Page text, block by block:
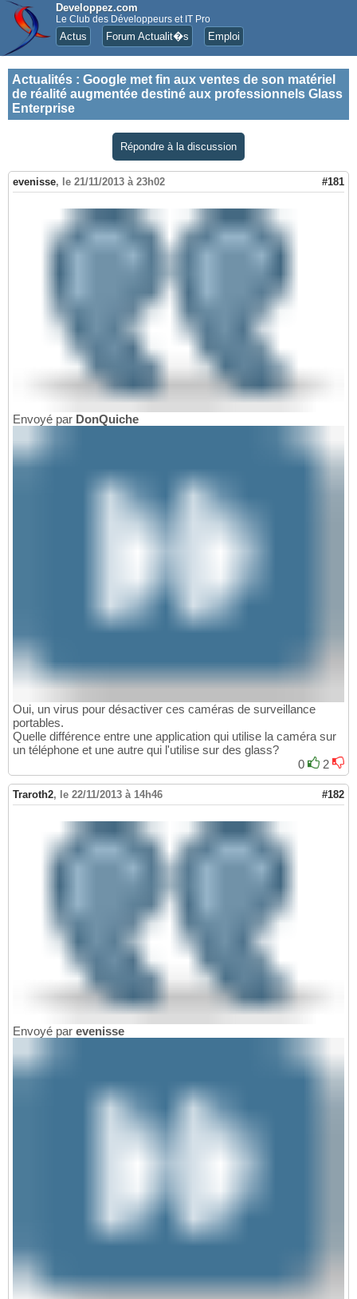
Developpez.com
Le Club des Développeurs et IT Pro
Actus Forum Actualit�s Emploi
Actualités : Google met fin aux ventes de son matériel
de réalité augmentée destiné aux professionnels Glass
Enterprise
Répondre à la discussion
evenisse, le 21/11/2013 à 23h02 #181
Envoyé par DonQuiche
Oui, un virus pour désactiver ces caméras de surveillance
portables.
Quelle différence entre une application qui utilise la caméra sur
un téléphone et une autre qui l'utilise sur des glass?
0
2
Traroth2, le 22/11/2013 à 14h46 #182
Envoyé par evenisse